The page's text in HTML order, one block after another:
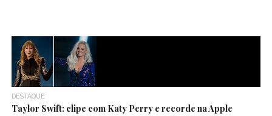
DESTAQUE
Taylor Swift: clipe com Katy Perry e recorde na Apple